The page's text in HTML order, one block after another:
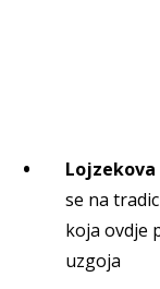
Lojzekova
se na
koja ovdje
uzgoja